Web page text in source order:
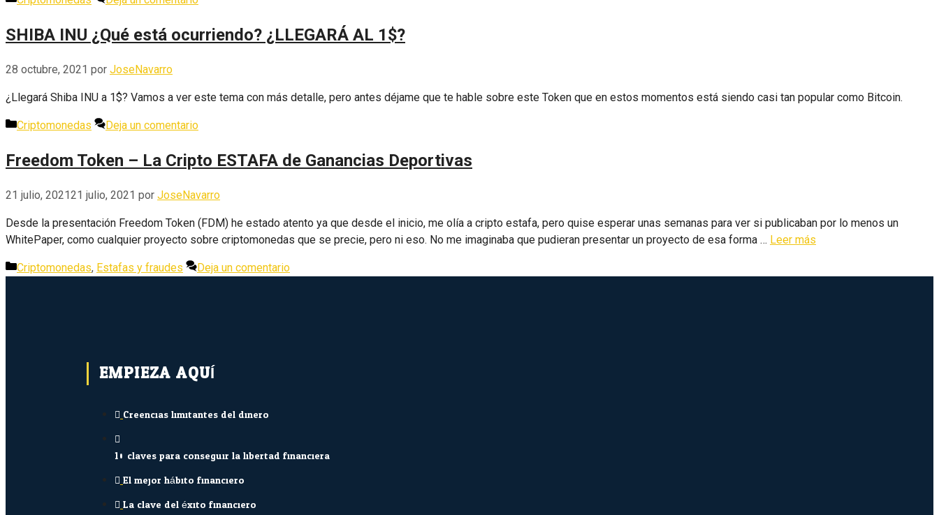
SHIBA INU ¿Qué está ocurriendo? ¿LLEGARÁ AL 1$?
28 octubre, 2021 por JoseNavarro
¿Llegará Shiba INU a 1$? Vamos a ver este tema con más detalle, pero antes déjame que te hable sobre este Token que en estos momentos está siendo casi tan popular como Bitcoin.
Categorías
Criptomonedas Deja un comentario
Freedom Token – La Cripto ESTAFA de Ganancias Deportivas
21 julio, 202121 julio, 2021 por JoseNavarro
Desde la presentación Freedom Token (FDM) he estado atento ya que desde el inicio, me olía a cripto estafa, pero quise esperar unas semanas para ver si publicaban por lo menos un
WhitePaper, como cualquier proyecto sobre criptomonedas que se precie, pero ni eso. No me imaginaba que pudieran presentar un proyecto de esa forma … Leer más
Categorías
Criptomonedas, Estafas y fraudes Deja un comentario
EMPIEZA AQUÍ...
Creencias limitantes del dinero
10 claves para conseguir la libertad financiera
El mejor hábito financiero
La clave del éxito financiero